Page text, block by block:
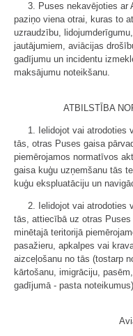
3. Puses nekavējoties ar
paziņo viena otrai, kuras to
uzraudzību,
jautājumiem, aviācijas
gadījumu un incidentu
maksājumu noteikšanu.
ATBILSTĪBA
1. Ielidojot vai atrodoties
tās, otras Puses gaisa
piemērojamos normatīvos
gaisa kuģu uzņemšanu tās
kuģu ekspluatāciju un
2. Ielidojot vai atrodoties
tās, attiecībā uz otras
minētajā teritorijā
pasažieru, apkalpes vai
aizceļošanu no tās (tostarp
kārtošanu, imigrāciju,
gadījumā - pasta